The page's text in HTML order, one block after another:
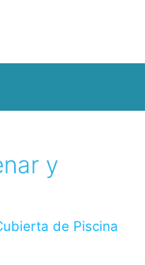
y
de Piscina